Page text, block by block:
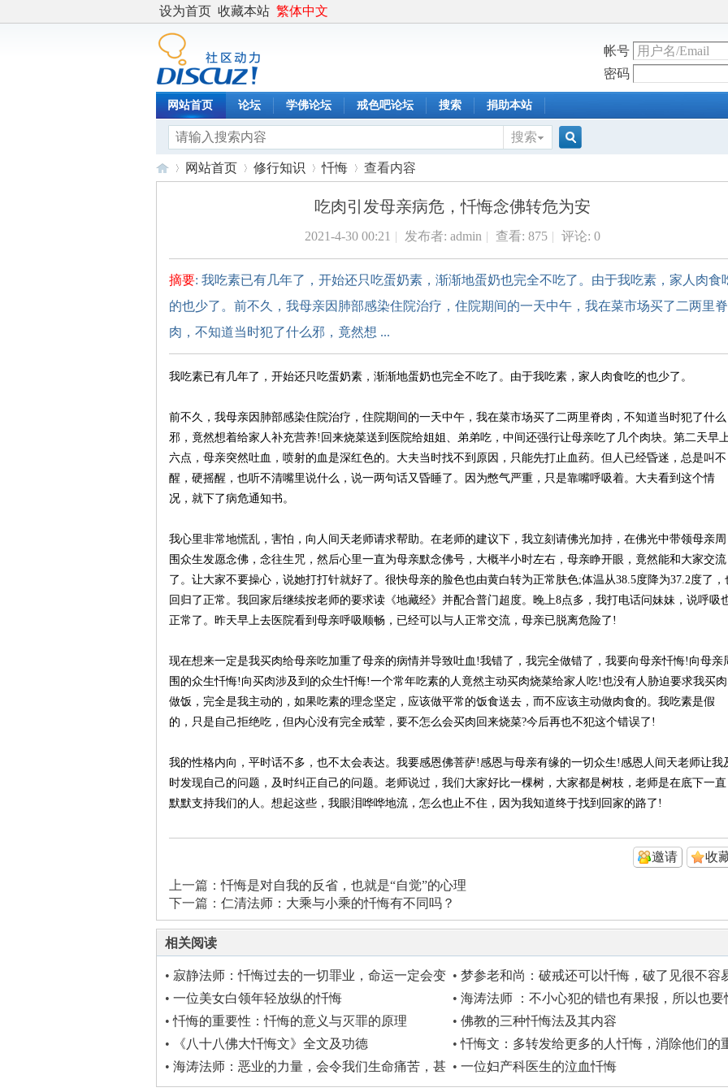
设为首页 收藏本站 繁体中文
帐号
密码
网站首页 论坛 学佛论坛 戒色吧论坛 搜索 捐助本站
搜索
索
网站首页 修行知识
›
忏悔
›
查看内容
吃肉引发母亲病危，忏悔念佛转危为安
2021-4-30 00:21 | 发布者: admin | 查看: 875 | 评论: 0
摘要: 我吃素已有几年了，开始还只吃蛋奶素，渐渐地蛋奶也完全不吃了。由于我吃素，家人肉食
的也少了。前不久，我母亲因肺部感染住院治疗，住院期间的一天中午，我在菜市场买了二两里脊
肉，不知道当时犯了什么邪，竟然想 ...
我吃素已有几年了，开始还只吃蛋奶素，渐渐地蛋奶也完全不吃了。由于我吃素，家人肉食吃的也少了。
前不久，我母亲因肺部感染住院治疗，住院期间的一天中午，我在菜市场买了二两里脊肉，不知道当时犯了什么
邪，竟然想着给家人补充营养!回来烧菜送到医院给姐姐、弟弟吃，中间还强行让母亲吃了几个肉块。第二天早
六点，母亲突然吐血，喷射的血是深红色的。大夫当时找不到原因，只能先打止血药。但人已经昏迷，总是叫不
醒，硬摇醒，也听不清嘴里说什么，说一两句话又昏睡了。因为憋气严重，只是靠嘴呼吸着。大夫看到这个情
况，就下了病危通知书。
我心里非常地慌乱，害怕，向人间天老师请求帮助。在老师的建议下，我立刻请佛光加持，在佛光中带领母亲周
围众生发愿念佛，念往生咒，然后心里一直为母亲默念佛号，大概半小时左右，母亲睁开眼，竟然能和大家交流
了。让大家不要操心，说她打打针就好了。很快母亲的脸色也由黄白转为正常肤色;体温从38.5度降为37.2度了，
回归了正常。我回家后继续按老师的要求读《地藏经》并配合普门超度。晚上8点多，我打电话问妹妹，说呼吸
正常了。昨天早上去医院看到母亲呼吸顺畅，已经可以与人正常交流，母亲已脱离危险了!
现在想来一定是我买肉给母亲吃加重了母亲的病情并导致吐血!我错了，我完全做错了，我要向母亲忏悔!向母亲
围的众生忏悔!向买肉涉及到的众生忏悔!一个常年吃素的人竟然主动买肉烧菜给家人吃!也没有人胁迫要求我买肉
做饭，完全是我主动的，如果吃素的理念坚定，应该做平常的饭食送去，而不应该主动做肉食的。我吃素是假
的，只是自己拒绝吃，但内心没有完全戒荤，要不怎么会买肉回来烧菜?今后再也不犯这个错误了!
我的性格内向，平时话不多，也不太会表达。我要感恩佛菩萨!感恩与母亲有缘的一切众生!感恩人间天老师让我
时发现自己的问题，及时纠正自己的问题。老师说过，我们大家好比一棵树，大家都是树枝，老师是在底下一直
默默支持我们的人。想起这些，我眼泪哗哗地流，怎么也止不住，因为我知道终于找到回家的路了!
收
邀请
上一篇：忏悔是对自我的反省，也就是“自觉”的心理
下一篇： 仁清法师：大乘与小乘的忏悔有不同吗？
相关阅读
• 寂静法师：忏悔过去的一切罪业，命运一定会变
好
• 梦参老和尚：破戒还可以忏悔，破了见很不容
挽回
• 一位美女白领年轻放纵的忏悔 • 海涛法师 ：不小心犯的错也有果报，所以也要
悔
•忏悔的重要性：忏悔的意义与灭罪的原理 • 佛教的三种忏悔法及其内容
•
《八十八佛大忏悔文》全文及功德 •忏悔文：多转发给更多的人忏悔，消除他们的
罪，功德无量！ ... ...
• 海涛法师：恶业的力量，会令我们生命痛苦，甚
至下三恶道，一定要忏悔业障 ... ...
• 一位妇产科医生的泣血忏悔